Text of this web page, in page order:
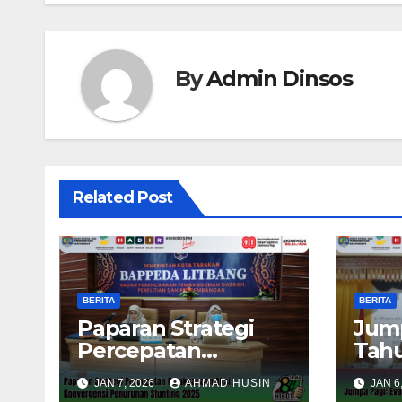
ByAdmin Dinsos
Related Post
BERITA
Paparan Strategi
Percepatan
Pelaksanaan Aksi
Konvergensi
JAN 7, 2026 AHMAD HUSIN
BERITA
JAN